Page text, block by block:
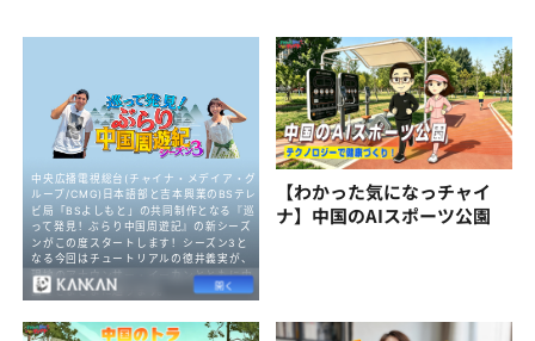
【わかった気になっチャイ
ナ】中国のAIスポーツ公園